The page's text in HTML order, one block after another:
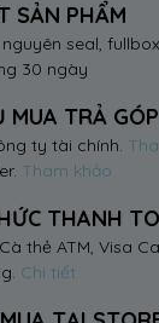
SẢN PHẨM
nguyên seal,
30 ngày
MUA TRẢ GÓP
ty tài chính.
Tham khảo
THANH
thẻ ATM, Visa
Chi tiết